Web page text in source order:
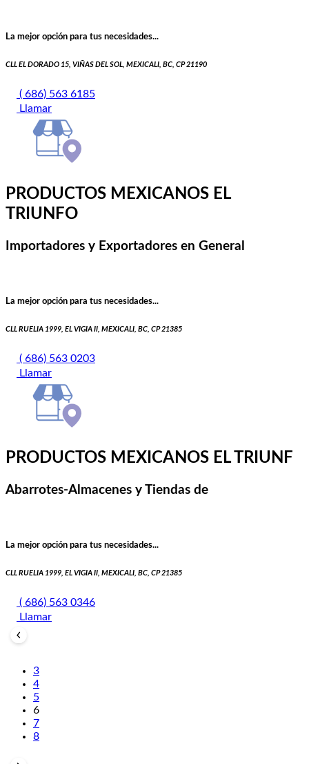
La mejor opción para tus necesidades...
CLL EL DORADO 15, VIÑAS DEL SOL, MEXICALI, BC, CP 21190
( 686) 563 6185
Llamar
PRODUCTOS MEXICANOS EL
TRIUNFO
Importadores y Exportadores en General
La mejor opción para tus necesidades...
CLL RUELIA 1999, EL VIGIA II, MEXICALI, BC, CP 21385
( 686) 563 0203
Llamar
PRODUCTOS MEXICANOS EL TRIUNF
Abarrotes-Almacenes y Tiendas de
La mejor opción para tus necesidades...
CLL RUELIA 1999, EL VIGIA II, MEXICALI, BC, CP 21385
( 686) 563 0346
Llamar
3
4
5
6
7
8